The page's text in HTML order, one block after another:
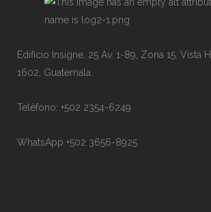
Edificio Insigne, 25 Av. 1-89, Zona 15. Vista
1602, Guatemala.
Teléfono: +502 2354-6249
WhatsApp +502 3656-8925